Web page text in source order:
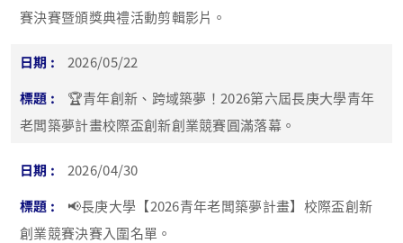
賽決賽暨頒獎典禮活動剪輯影片。
2026/05/22
🏆青年創新、跨域築夢！2026第六屆長庚大學青年
老闆築夢計畫校際盃創新創業競賽圓滿落幕。
2026/04/30
📢長庚大學【2026青年老闆築夢計畫】校際盃創新
創業競賽決賽入圍名單。